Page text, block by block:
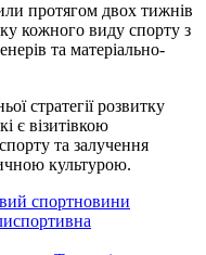
протягом двох тижнів
кожного виду спорту з
та матеріально-
стратегії розвитку
є візитівкою
та залучення
культурою.
спортновини
спортивна